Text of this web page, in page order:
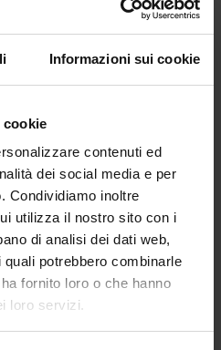
Informazioni sui cookie
contenuti ed
dei social media e per
Condividiamo inoltre
utilizza il nostro sito con i
di analisi dei dati web,
potrebbero combinarle
fornito loro o che hanno
loro servizi.
e si richiede la
terze delle secondarie di
Ma, a parte il
che pur tra difficoltà
per tutti gli altri
rimaste inevase. La
alla ribalta è quella del
I risultati dei controlli
giorni scorsi dai
nelle biglietterie e
di trasporto ha
è una realtà